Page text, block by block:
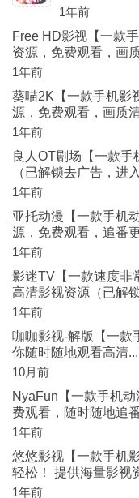
1年前
Free HD影视【一款
资源，免费观看，画
1年前
葵喵2K【一款手机影
源，免费观看，画质
1年前
良人OT剧场【一款
（已解锁去广告，进
1年前
亚托动漫【一款手机
源，免费观看，追番
1年前
影迷TV【一款速度非
高清影视资源（已解
1年前
咖咖影视-解版【一款
你随时随地观看高清
10月前
NyaFun【一款手机
费观看，随时随地追
1年前
悠悠影视【一款手机
轻松！ 提供海量影视
1年前